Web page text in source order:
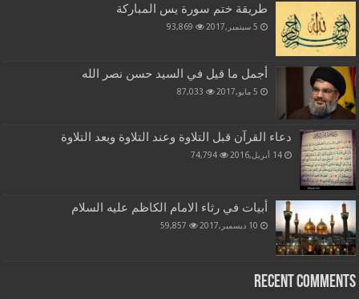
طريقة ختم سورة يس المباركة
5 سبتمبر,2017 93,869
أجمل ما قيل في السيد حسن نصر الله
5 مايو,2017 87,033
دعاء القرآن قبل التلاوة وعند التلاوة وبعد التلاوة
14 أبريل,2016 74,794
أبيات في رثاء الامام الكاظم عليه السلام
10 ديسمبر,2017 59,857
Recent Comments